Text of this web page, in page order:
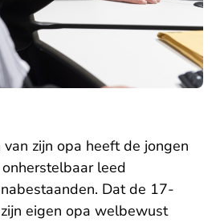
zijn opa heeft de jongen
leed
Dat de 17-
eigen opa welbewust